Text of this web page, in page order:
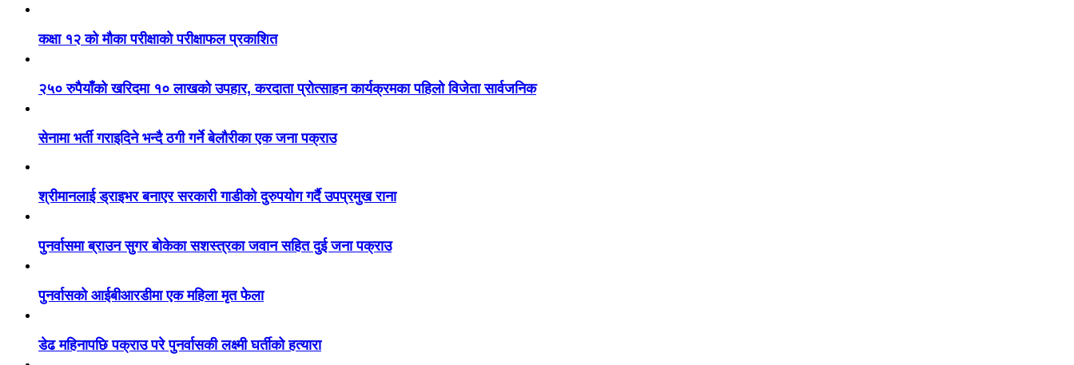
कक्षा १२ को मौका परीक्षाको परीक्षाफल प्रकाशित
२५० रुपैयाँको खरिदमा १० लाखको उपहार, करदाता प्रोत्साहन कार्यक्रमका पहिलो विजेता सार्वजनिक
सेनामा भर्ती गराइदिने भन्दै ठगी गर्ने बेलौरीका एक जना पक्राउ
श्रीमानलाई ड्राइभर बनाएर सरकारी गाडीको दुरुपयोग गर्दै उपप्रमुख राना
पुनर्वासमा ब्राउन सुगर बोकेका सशस्त्रका जवान सहित दुई जना पक्राउ
पुनर्वासको आईबीआरडीमा एक महिला मृत फेला
डेढ महिनापछि पक्राउ परे पुनर्वासकी लक्ष्मी घर्तीको हत्यारा